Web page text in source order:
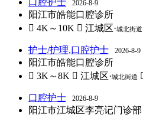
口腔护士 2026-8-9
阳江市皓能口腔诊所
 4K～10K  江城区·城北街道
护士/护理,口腔护士 2026-8-9
阳江市皓能口腔诊所
 3K～8K  江城区·城北街道
口腔护士 2026-8-9
阳江市江城区李亮记门诊部